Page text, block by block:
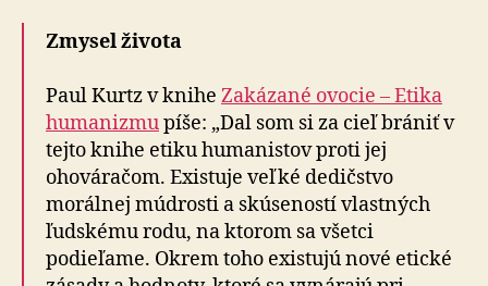
Zmysel života
Paul Kurtz v knihe Zakázané ovocie – Etika
humanizmupíše: „Dal som si za cieľ brániť v
tejto knihe etiku humanistov proti jej
ohováračom. Existuje veľké dedičstvo
morálnej múdrosti a skúseností vlastných
ľudskému rodu, na ktorom sa všetci
podieľame. Okrem toho existujú nové etické